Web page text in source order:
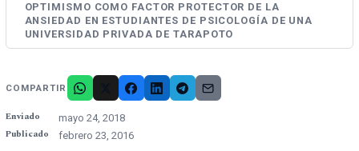
OPTIMISMO COMO FACTOR PROTECTOR DE LA
ANSIEDAD EN ESTUDIANTES DE PSICOLOGÍA DE UNA
UNIVERSIDAD PRIVADA DE TARAPOTO
COMPARTIR
Enviado mayo 24, 2018
Publicado febrero 23, 2016